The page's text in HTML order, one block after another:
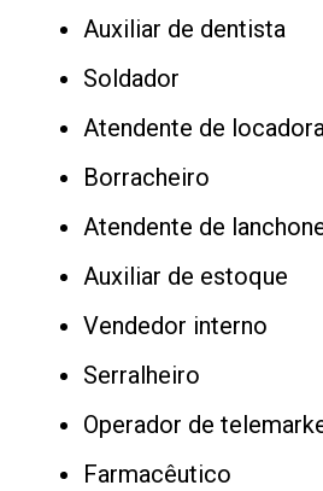
Auxiliar de dentista
Soldador
Atendente de
Borracheiro
Atendente de
Auxiliar de estoque
Vendedor interno
Serralheiro
Operador de
Farmacêutico